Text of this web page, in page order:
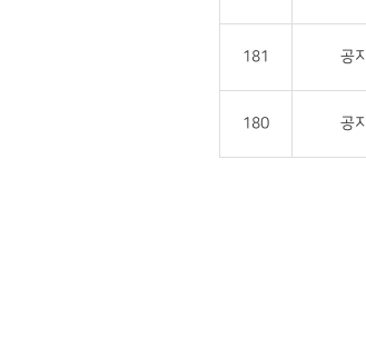
181 공지
180 공지